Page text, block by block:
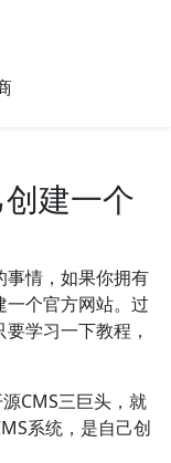
建一个
事情，如果你拥有
个官方网站。过
学习一下教程，
CMS三巨头，就
系统，是自己创